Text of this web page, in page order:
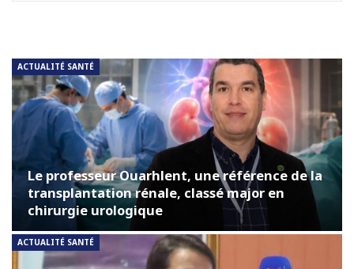
ACTUALITÉ SANTÉ
Le professeur Ouarhlent, une référence de la
transplantation rénale, classé major en
chirurgie urologique
ACTUALITÉ SANTÉ